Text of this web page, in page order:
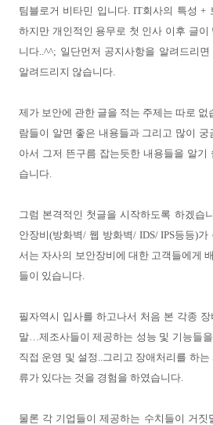
팀블로거 비타민 입니다. IT회사의 특성 +
하지만 개인적인 용무로 첫 인사 이후 글
니다..^^; 일단먼저 공지사항을 알려드리
알려드리지 않습니다.
제가 보안에 관한 글을 적는 주제는 따로 없
람들이 알면 좋은 내용들과 그리고 많이
아서 그저 뜬구름 잡는듯한 내용들을 알기
습니다.
그럼 본격적인 첫글을 시작하도록 하겠습
안장비(방화벽/ 웹 방화벽/ IDS/ IPS등등)가
서는 자사의 보안장비에 대한 고객들에게
들이 있습니다.
필자역시 입사를 하고나서 처음 본 각종
말…제조사들이 제공하는 성능 및 기능들을
직접 운영 및 설정 ..그리고 장애처리를 하
류가 있다는 것을 경험을 하였습니다.
물론 각 기업들이 제공하는 수치들이 거짓